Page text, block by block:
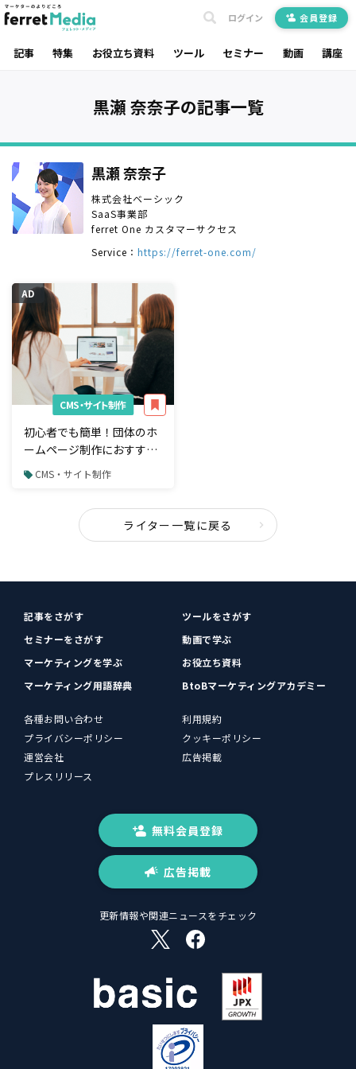
記事 特集 お役立ち資料 ツール セミナー 動画 講座
ログイン 会員登録
黒瀬 奈奈子の記事一覧
黒瀬 奈奈子
株式会社ベーシック
SaaS事業部
ferret One カスタマーサクセス
Service： https://ferret-one.com/
AD
CMS・サイト制作
初心者でも簡単！団体のホ
ームページ制作におすすめ
の無料ツール4選
CMS・サイト制作
ライター一覧に戻る
記事をさがす
ツールをさがす
セミナーをさがす
動画で学ぶ
マーケティングを学ぶ
お役立ち資料
マーケティング用語辞典
BtoBマーケティングアカデミー
各種お問い合わせ
利用規約
プライバシーポリシー
クッキーポリシー
運営会社
広告掲載
プレスリリース
無料会員登録
広告掲載
更新情報や関連ニュースをチェック